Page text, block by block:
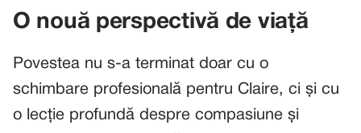
O nouă perspectivă de viață
Povestea nu s-a terminat doar cu o
schimbare profesională pentru Claire, ci și cu
o lecție profundă despre compasiune și